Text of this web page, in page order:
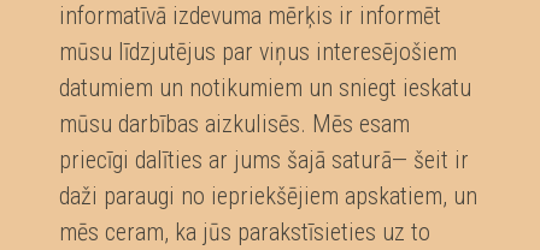
informatīvā izdevuma mērķis ir informēt
mūsu līdzjutējus par viņus interesējošiem
datumiem un notikumiem un sniegt ieskatu
mūsu darbības aizkulisēs. Mēs esam
priecīgi dalīties ar jums šajā saturā— šeit ir
daži paraugi no iepriekšējiem apskatiem, un
mēs ceram, ka jūs parakstīsieties uz to